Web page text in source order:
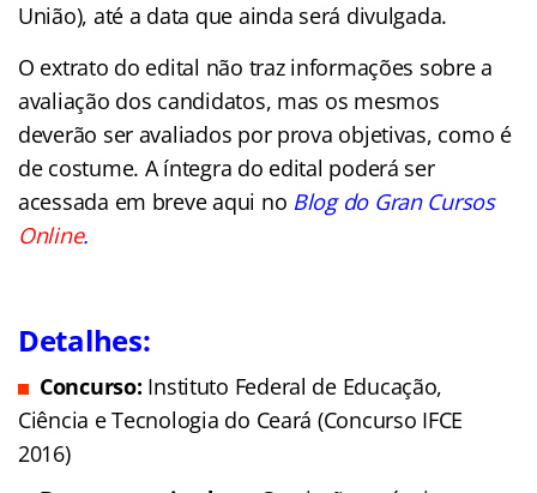
União), até a data que ainda será divulgada.
O extrato do edital não traz informações sobre a
avaliação dos candidatos, mas os mesmos
deverão ser avaliados por prova objetivas, como é
de costume. A íntegra do edital poderá ser
acessada em breve aqui no Blog do Gran Cursos
Online.
Detalhes:
Concurso: Instituto Federal de Educação,
Ciência e Tecnologia do Ceará (Concurso IFCE
2016)